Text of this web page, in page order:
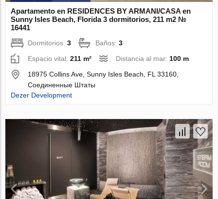
Apartamento en RESIDENCES BY ARMANI/CASA en
Sunny Isles Beach, Florida 3 dormitorios, 211 m2 №
16441
Dormitorios:3 Baños:3
Espacio vital:211 m² Distancia al mar: 100 m
18975 Collins Ave, Sunny Isles Beach, FL 33160,
Соединенные Штаты
Dezer Development